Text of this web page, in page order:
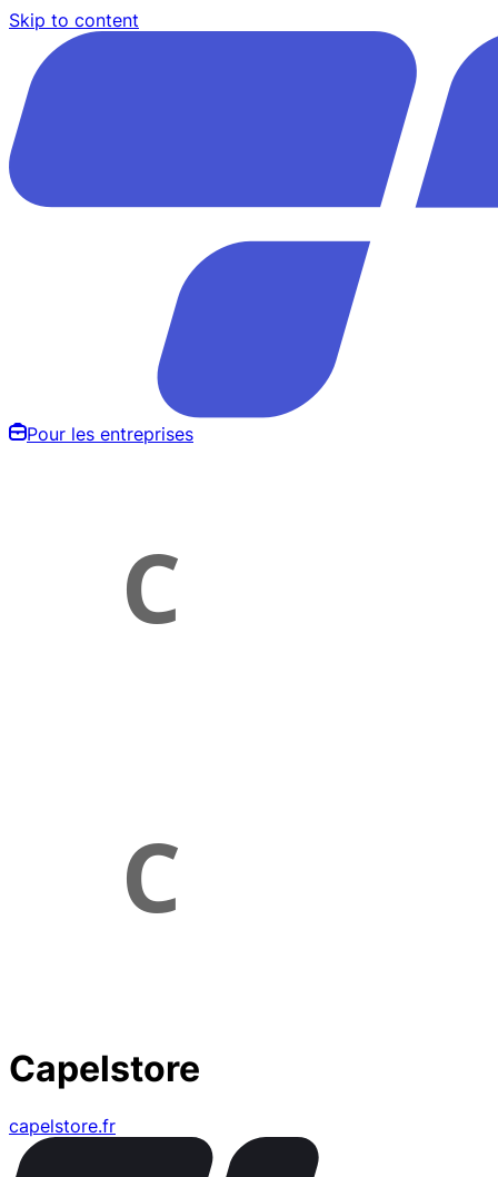
Skip to content
Pour les entreprises
Capelstore
capelstore.fr